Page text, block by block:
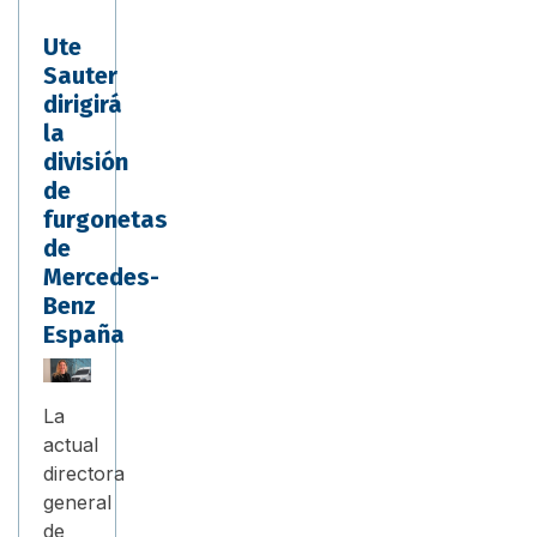
Ute
Sauter
dirigirá
la
división
de
furgonetas
de
Mercedes-
Benz
España
La
actual
directora
general
de